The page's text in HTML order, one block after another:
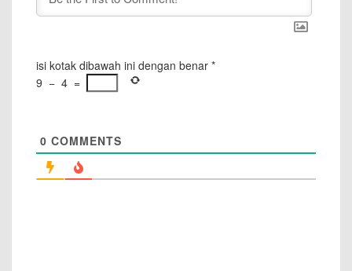
isi kotak dibawah ini dengan benar *
9 − 4 =
0 COMMENTS